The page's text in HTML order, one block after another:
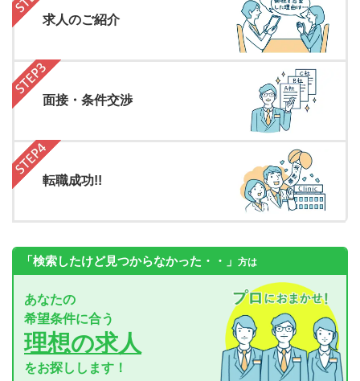
求人のご紹介
面接・条件交渉
転職成功!!
「検索したけど見つからなかった・・」 方は
あなたの
希望条件に合う
理想の求人
をお探しします！